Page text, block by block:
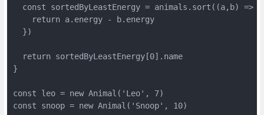
  const sortedByLeastEnergy = animals.sort((a,b) => {
    return a.energy - b.energy
  })
  return sortedByLeastEnergy[0].name
}
const leo = new Animal('Leo', 7)
const snoop = new Animal('Snoop', 10)